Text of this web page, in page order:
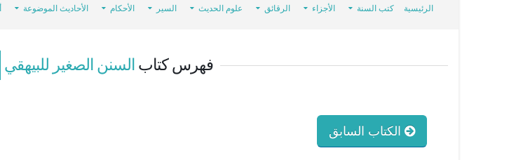
الرئيسية كتب السنة الأجزاء الرقائق علوم الحديث السير الأحكام الأحاديث الموضوعة
فهرس كتاب السنن الصغير للبيهقي
الكتاب السابق